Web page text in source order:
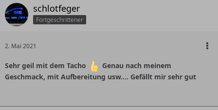
schlotfeger
Fortgeschrittener
2. Mai 2021
Sehr geil mit dem Tacho
Genau nach meinem
Geschmack, mit Aufbereitung usw.... Gefällt mir sehr gut